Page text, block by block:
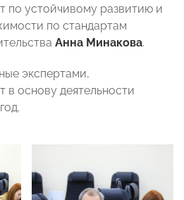
по устойчивому развитию и
по стандартам
Анна Минакова.
экспертами,
в основу деятельности